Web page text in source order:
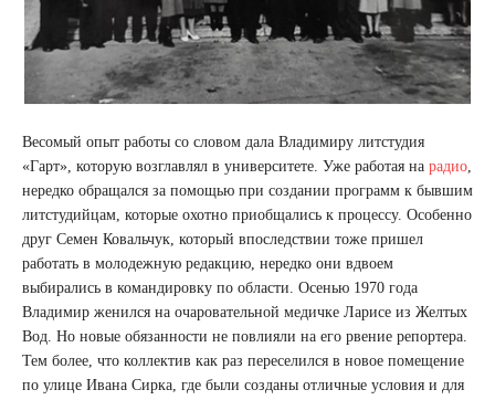
Весомый опыт работы со словом дала Владимиру литстудия
«Гарт», которую возглавлял в университете. Уже работая на радио,
нередко обращался за помощью при создании программ к бывшим
литстудийцам, которые охотно приобщались к процессу. Особенно
друг Семен Ковальчук, который впоследствии тоже пришел
работать в молодежную редакцию, нередко они вдвоем
выбирались в командировку по области. Осенью 1970 года
Владимир женился на очаровательной медичке Ларисе из Желтых
Вод. Но новые обязанности не повлияли на его рвение репортера.
Тем более, что коллектив как раз переселился в новое помещение
по улице Ивана Сирка, где были созданы отличные условия и для